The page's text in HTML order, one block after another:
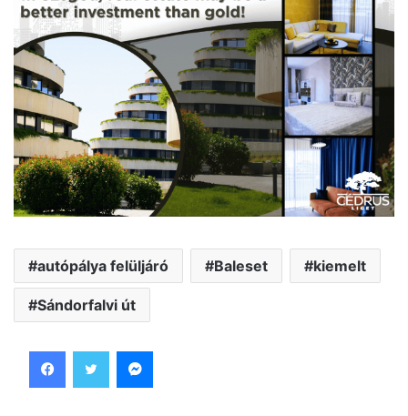
autópálya felüljáró Baleset kiemelt
Sándorfalvi út